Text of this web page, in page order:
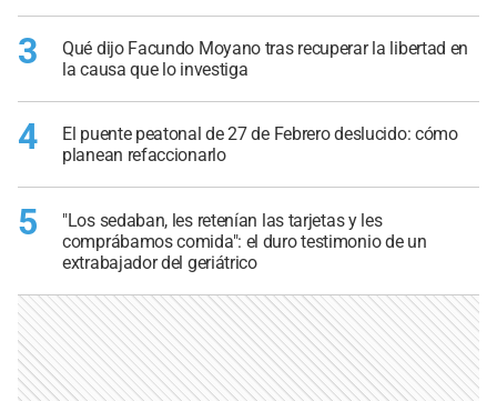
3
Qué dijo Facundo Moyano tras recuperar la libertad en
la causa que lo investiga
4
El puente peatonal de 27 de Febrero deslucido: cómo
planean refaccionarlo
5
"Los sedaban, les retenían las tarjetas y les
comprábamos comida": el duro testimonio de un
extrabajador del geriátrico